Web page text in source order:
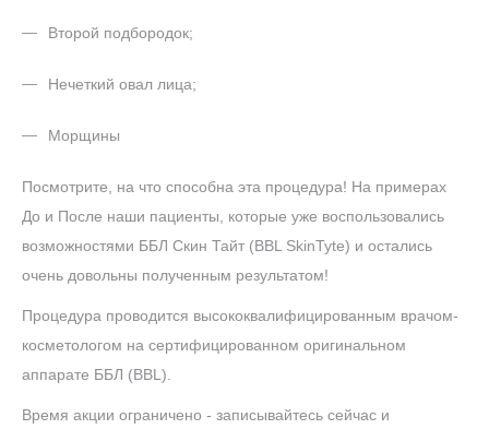
Второй подбородок;
Нечеткий овал лица;
Морщины
Посмотрите, на что способна эта процедура! На примерах
До и После наши пациенты, которые уже воспользовались
возможностями ББЛ Скин Тайт (BBL SkinTyte) и остались
очень довольны полученным результатом!
Процедура проводится высококвалифицированным врачом-
косметологом на сертифицированном оригинальном
аппарате ББЛ (BBL).
Время акции ограничено - записывайтесь сейчас и